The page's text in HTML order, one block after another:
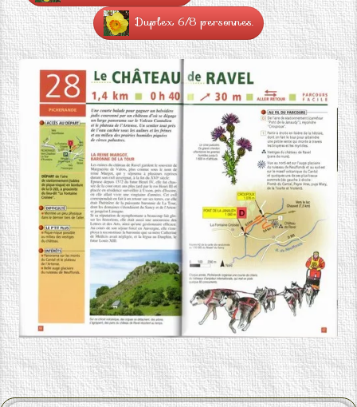
Duplex 6/8 personnes.